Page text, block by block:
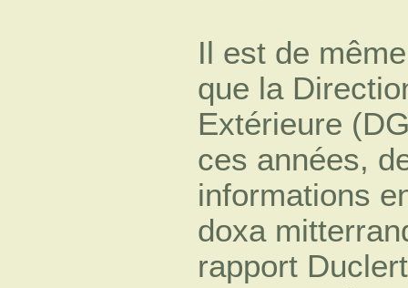
Il est de
que la
Extérieure
ces années,
informations
doxa
rapport